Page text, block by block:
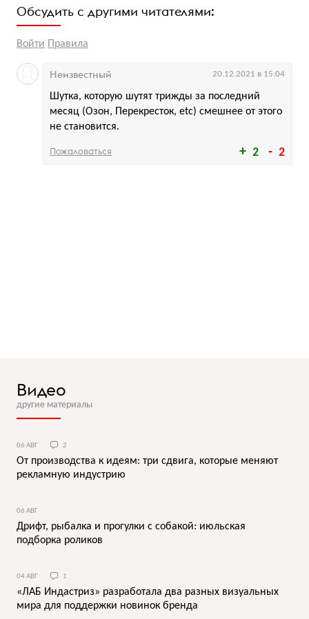
Обсудить с другими читателями:
Войти Правила
2 2
Шутка, которую шутят трижды за последний
месяц (Озон, Перекресток, etc) смешнее от этого
не становится.
Неизвестный 20.12.2021 в 15:04
Пожаловаться
Видео
другие материалы
06 АВГ 2
От производства к идеям: три сдвига, которые меняют
рекламную индустрию
06 АВГ
Дрифт, рыбалка и прогулки с собакой: июльская
подборка роликов
04 АВГ 1
«ЛАБ Индастриз» разработала два разных визуальных
мира для поддержки новинок бренда